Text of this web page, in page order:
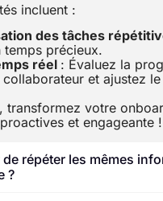
incluent :
des tâches
temps précieux.
réel : Évaluez la
et ajustez
transformez votre
et engageante !
répéter les mêmes
?